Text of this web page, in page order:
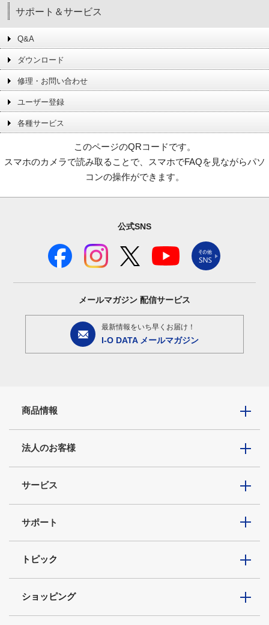
サポート＆サービス
Q&A
ダウンロード
修理・お問い合わせ
ユーザー登録
各種サービス
このページのQRコードです。
スマホのカメラで読み取ることで、スマホでFAQを見ながらパソ
コンの操作ができます。
公式SNS
メールマガジン 配信サービス
最新情報をいち早くお届け！
I-O DATA メールマガジン
商品情報
法人のお客様
サービス
サポート
トピック
ショッピング